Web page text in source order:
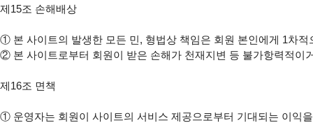
제15조 손해배상
①
② 본 사이트로부터 회원이 받은 손해가 천재지변 등 불가항력적
제16조 면책
①